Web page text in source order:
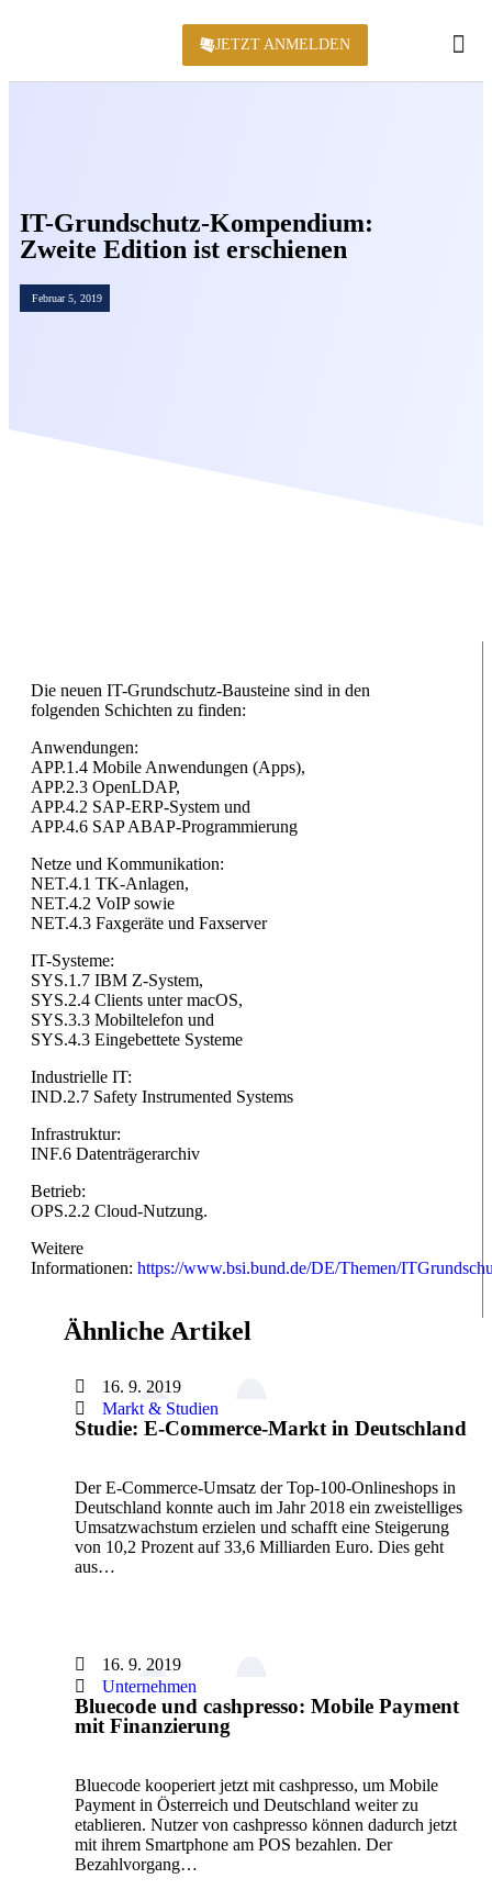
JETZT ANMELDEN
IT-Grundschutz-Kompendium:
Zweite Edition ist erschienen
Februar 5, 2019
Die neuen IT-Grundschutz-Bausteine sind in den
folgenden Schichten zu finden:
Anwendungen:
APP.1.4 Mobile Anwendungen (Apps),
APP.2.3 OpenLDAP,
APP.4.2 SAP-ERP-System und
APP.4.6 SAP ABAP-Programmierung
Netze und Kommunikation:
NET.4.1 TK-Anlagen,
NET.4.2 VoIP sowie
NET.4.3 Faxgeräte und Faxserver
IT-Systeme:
SYS.1.7 IBM Z-System,
SYS.2.4 Clients unter macOS,
SYS.3.3 Mobiltelefon und
SYS.4.3 Eingebettete Systeme
Industrielle IT:
IND.2.7 Safety Instrumented Systems
Infrastruktur:
INF.6 Datenträgerarchiv
Betrieb:
OPS.2.2 Cloud-Nutzung.
Weitere
Informationen: https://www.bsi.bund.de/DE/Themen/
Ähnliche Artikel
16. 9. 2019
Markt & Studien
Studie: E-Commerce-Markt in Deutschland
Der E-Commerce-Umsatz der Top-100-Onlineshops in
Deutschland konnte auch im Jahr 2018 ein zweistelliges
Umsatzwachstum erzielen und schafft eine Steigerung
von 10,2 Prozent auf 33,6 Milliarden Euro. Dies geht
aus…
16. 9. 2019
Unternehmen
Bluecode und cashpresso: Mobile Payment
mit Finanzierung
Bluecode kooperiert jetzt mit cashpresso, um Mobile
Payment in Österreich und Deutschland weiter zu
etablieren. Nutzer von cashpresso können dadurch jetzt
mit ihrem Smartphone am POS bezahlen. Der
Bezahlvorgang…